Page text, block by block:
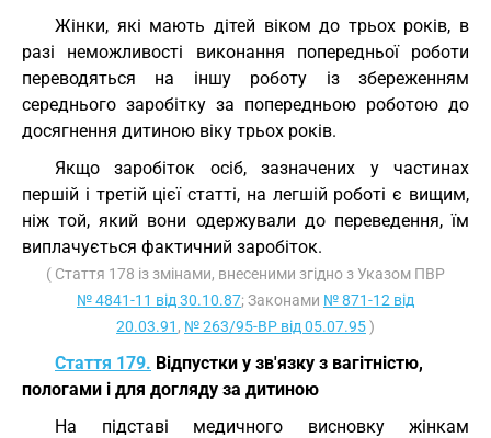
Жінки, які мають дітей віком до трьох років, в
разі неможливості виконання попередньої роботи
переводяться на іншу роботу із збереженням
середнього заробітку за попередньою роботою до
досягнення дитиною віку трьох років.
Якщо заробіток осіб, зазначених у частинах
першій і третій цієї статті, на легшій роботі є вищим,
ніж той, який вони одержували до переведення, їм
виплачується фактичний заробіток.
( Стаття 178 із змінами, внесеними згідно з Указом ПВР
№ 4841-11 від 30.10.87; Законами № 871-12 від
20.03.91 , № 263/95-ВР від 05.07.95)
Стаття 179. Відпустки у зв'язку з вагітністю,
пологами і для догляду за дитиною
На підставі медичного висновку жінкам